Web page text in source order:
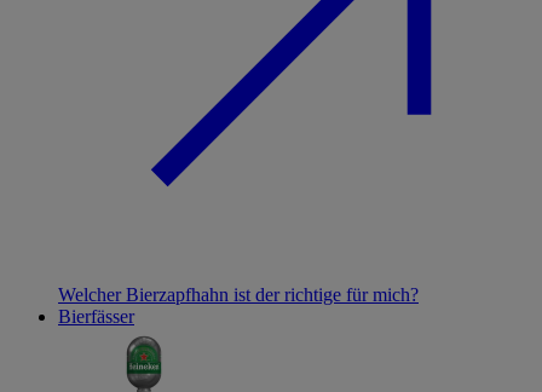
Welcher Bierzapfhahn ist der richtige für mich?
Bierfässer